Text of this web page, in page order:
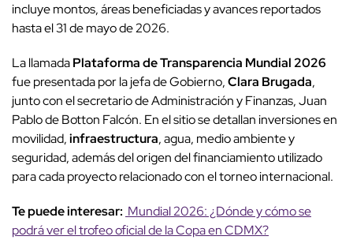
incluye montos, áreas beneficiadas y avances reportados
hasta el 31 de mayo de 2026.
La llamadaPlataforma de Transparencia Mundial 2026
fue presentada por la jefa de Gobierno,Clara Brugada,
junto con el secretario de Administración y Finanzas, Juan
Pablo de Botton Falcón. En el sitio se detallan inversiones en
movilidad,infraestructura, agua, medio ambiente y
seguridad, además del origen del financiamiento utilizado
para cada proyecto relacionado con el torneo internacional.
Te puede interesar: Mundial 2026: ¿Dónde y cómo se
podrá ver el trofeo oficial de la Copa en CDMX?